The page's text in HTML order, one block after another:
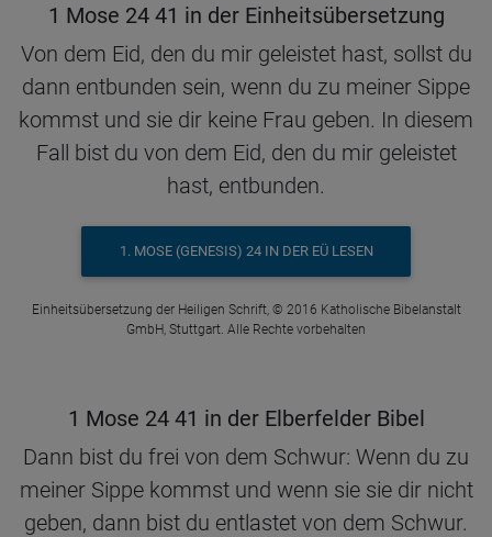
1 Mose 24 41 in der Einheitsübersetzung
Von dem Eid, den du mir geleistet hast, sollst du
dann entbunden sein, wenn du zu meiner Sippe
kommst und sie dir keine Frau geben. In diesem
Fall bist du von dem Eid, den du mir geleistet
hast, entbunden.
1. MOSE (GENESIS) 24 IN DER EÜ LESEN
Einheitsübersetzung der Heiligen Schrift, © 2016 Katholische Bibelanstalt
GmbH, Stuttgart. Alle Rechte vorbehalten
1 Mose 24 41 in der Elberfelder Bibel
Dann bist du frei von dem Schwur: Wenn du zu
meiner Sippe kommst und wenn sie sie dir nicht
geben, dann bist du entlastet von dem Schwur.